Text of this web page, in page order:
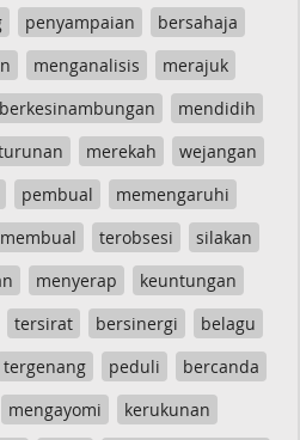
penyampaian
bersahaja
menganalisis
merajuk
berkesinambungan
mendidih
merekah
wejangan
pembual
memengaruhi
membual terobsesi
silakan
menyerap
keuntungan
tersirat bersinergi
belagu
tergenang peduli
bercanda
mengayomi
kerukunan